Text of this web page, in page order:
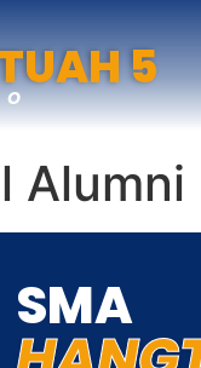
5
Alumni
SMA